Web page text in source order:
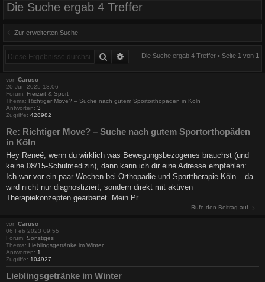
Die Suche ergab 4 Treffer
Zur erweiterten Suche
Suche Erweiterte Suche
Die Suche ergab 4 Treffer • Seite 1von 1
von Caruso
20 Jun 2025 13:06
Forum: Freizeit & Sport
Thema: Richtiger Move? – Suche nach gutem Sportorthopäden in Köln
Antworten: 3
Zugriffe: 428982
Re: Richtiger Move? – Suche nach gutem Sportorthopäden
in Köln
Hey Reneé, wenn du wirklich was Bewegungsbezogenes brauchst (und
keine 08/15-Schulmedizin), dann kann ich dir eine Adresse empfehlen:
Ich war vor ein paar Wochen bei Orthopädie und Sporttherapie Köln – da
wird nicht nur diagnostiziert, sondern direkt mit aktiven
Therapiekonzepten gearbeitet. Mein Pr...
Rufe den Beitrag auf
von Caruso
06 Feb 2023 09:55
Forum: Sonstiges
Thema: Lieblingsgetränke im Winter
Antworten: 1
Zugriffe: 104927
Lieblingsgetränke im Winter